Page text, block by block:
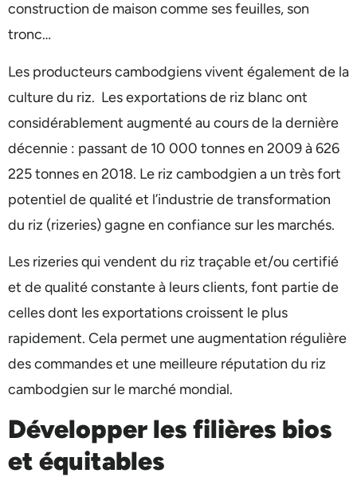
construction de maison comme ses feuilles, son
tronc…
Les producteurs cambodgiens vivent également de la
culture du riz. Les exportations de riz blanc ont
considérablement augmenté au cours de la dernière
décennie : passant de 10 000 tonnes en 2009 à 626
225 tonnes en 2018. Le riz cambodgien a un très fort
potentiel de qualité et l’industrie de transformation
du riz (rizeries) gagne en confiance sur les marchés.
Les rizeries qui vendent du riz traçable et/ou certifié
et de qualité constante à leurs clients, font partie de
celles dont les exportations croissent le plus
rapidement. Cela permet une augmentation régulière
des commandes et une meilleure réputation du riz
cambodgien sur le marché mondial.
Développer les filières bios
et équitables